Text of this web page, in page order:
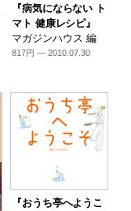
『病気にならない ト
マト 健康レシピ』
マガジンハウス 編
817円 — 2010.07.30
『おうち亭へようこ